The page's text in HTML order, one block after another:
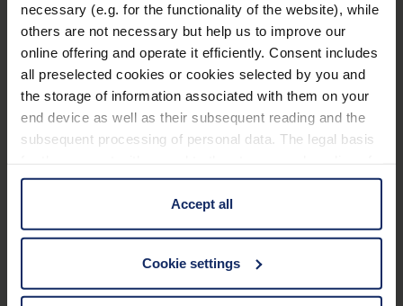
necessary (e.g. for the functionality of the website), while
others are not necessary but help us to improve our
online offering and operate it efficiently. Consent includes
all preselected cookies or cookies selected by you and
the storage of information associated with them on your
end device as well as their subsequent reading and the
subsequent processing of personal data. The legal basis
information is Art. 25 para. 1 TDDDG and with regard to
the processing of personal data Art. 6 para. 1 lit. a
GDPR. We also use cookies from third-party providers.
cases, the consent in these cases the transfer of data to
third countries, in particular to the U.S.A.
Accept all
Cookie settings
So gelingt die
weihnachtliche
Plätzchendekoration
viele tolle Möglichkeiten, das Gebäck nicht nur
optisch, sondern auch geschmacklich zu verfeinern.
Besonders gut eignen sich dafürZuckergusssowie